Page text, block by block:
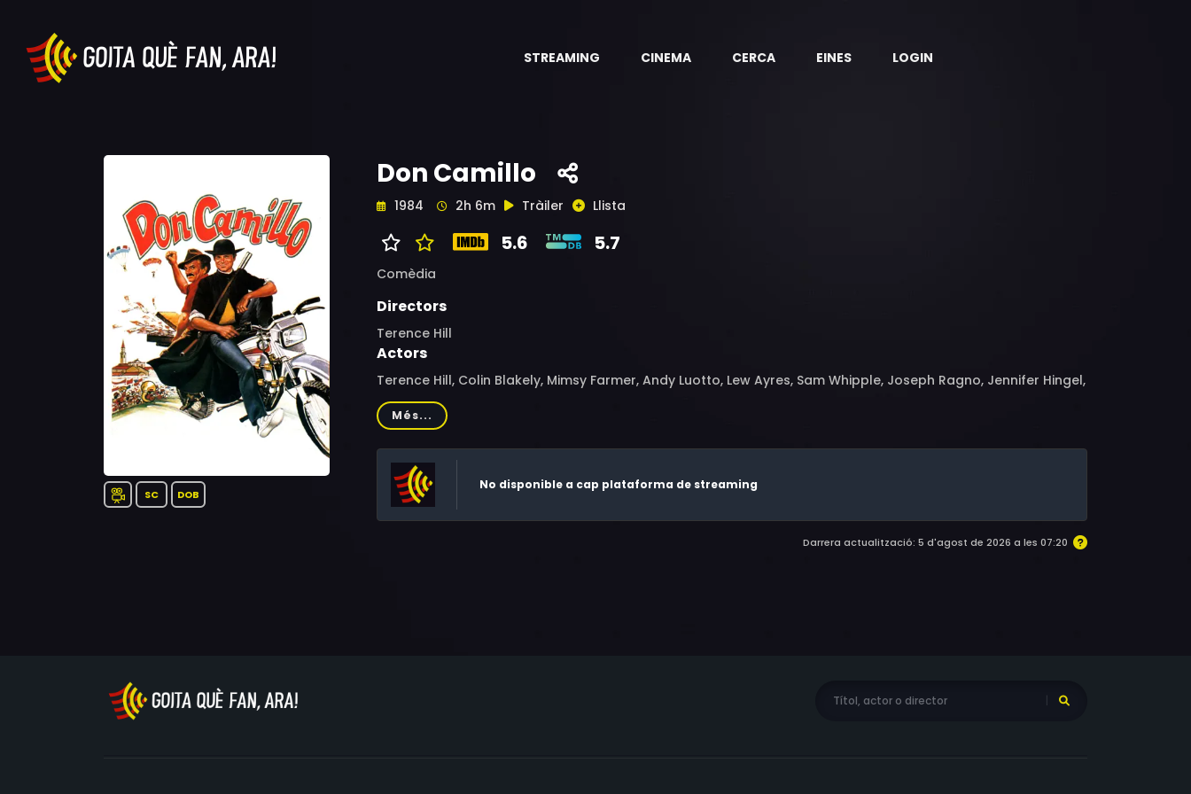
STREAMING CINEMA CERCA EINES LOGIN
SC DOB
Don Camillo
1984 2h 6m Tràiler Llista
5.6 5.7
Comèdia
Directors
Terence Hill
Actors
Terence Hill, Colin Blakely, Mimsy Farmer, Andy Luotto, Lew Ayres, Sam Whipple, Joseph Ragno, Jennifer Hingel,
Franco Diogene, Monica Gravina, Mauro Gravina, Roberto Boninsegna, Carlo Ancelotti, Roberto Pruzzo,
Luciano Spinosi, Allan Arbus, Ross Hill, Cyril Cusack, Lorenza Residori, Silvia Umbrinozzi, Siria Betti, Jess Hill,
Bianca Doria, Adria Mortari, Anita Zagaria, Laura Colombo, Odette Ralli, Amilcare Simonazzi, Giovanni Bagassi,
David Mills, Veronica Wells, Italo Preti, Teresa Assandri, Phillip Raclyn, Ernesto Poli, Alberto Favagrossa, Andrea
Dall'Asta, Giuseppe Toscani, Daisy Mari, Gaia Mariani, Claudia Amdasasi, Ginetto Bonesi, Giuseppe Pedersoli
Més...
No disponible a cap plataforma de streaming
Darrera actualització: 5 d'agost de 2026 a les 07:20